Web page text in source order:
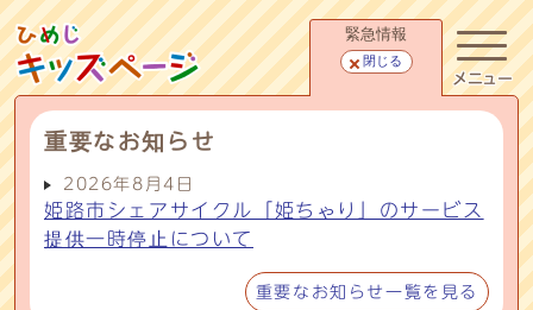
緊急情報
閉じる
重要なお知らせ
2026年8月4日
姫路市シェアサイクル「姫ちゃり」のサービス
提供一時停止について
重要なお知らせ一覧を見る
メニュー